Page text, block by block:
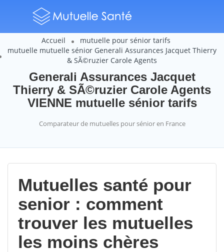
Accueil
mutuelle pour sénior tarifs
mutuelle mutuelle sénior Generali Assurances Jacquet Thierry
& SÃ©ruzier Carole Agents
Generali Assurances Jacquet
Thierry & SÃ©ruzier Carole Agents
VIENNE mutuelle sénior tarifs
Comparateur de mutuelles pour sénior en France
Mutuelles santé pour
senior : comment
trouver les mutuelles
les moins chères